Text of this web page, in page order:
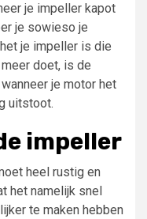
je impeller kapot
je sowieso je
je impeller is die
doet, is de
je motor het
uitstoot.
impeller
heel rustig en
het namelijk snel
te maken hebben